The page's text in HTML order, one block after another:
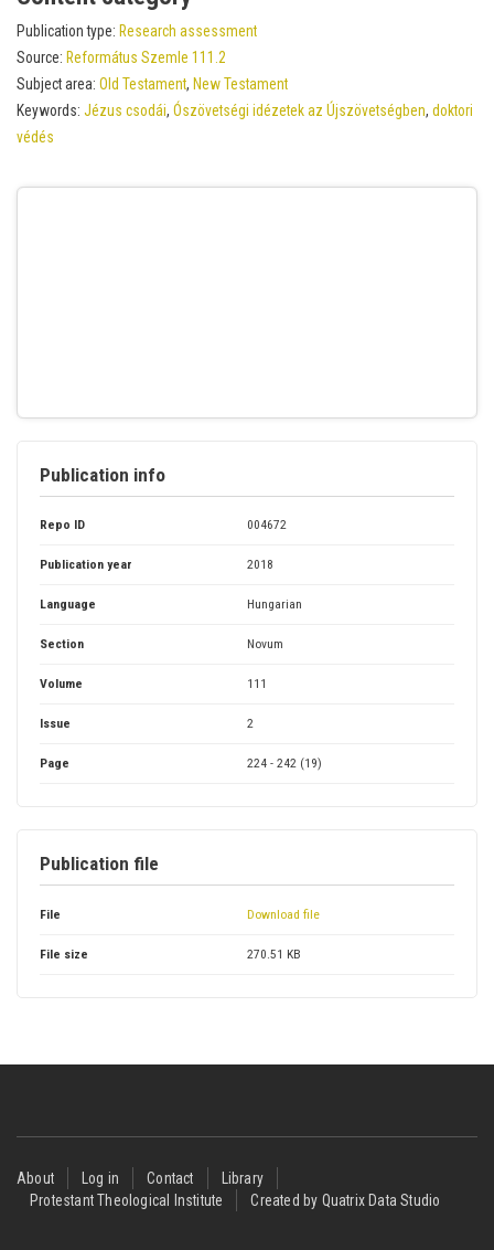
Publication type: Research assessment
Source: Református Szemle 111.2
Subject area: Old Testament, New Testament
Keywords: Jézus csodái, Ószövetségi idézetek az Újszövetségben, doktori
védés
Publication info
Repo ID 004672
Publication year 2018
Language Hungarian
Section Novum
Volume 111
Issue 2
Page 224 - 242 (19)
Publication file
File Download file
File size 270.51 KB
Footer
menu
About Log in Contact
Library
Protestant Theological Institute
Created by Quatrix Data Studio